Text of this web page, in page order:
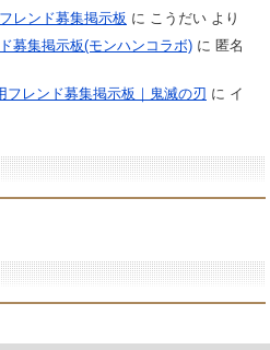
レンド募集掲示板 に こうだいより
募集掲示板(モンハンコラボ)に 匿名
フレンド募集掲示板｜鬼滅の刃 に イ